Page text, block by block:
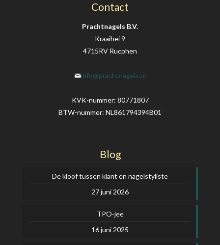
Contact
Prachtnagels B.V.
Kraaihei 9
4715RV Rucphen
info@prachtnagels.nl
KVK-nummer: 80771807
BTW-nummer: NL861794394B01
Blog
De kloof tussen klant en nagelstyliste
27 juni 2026
TPO-jee
16 juni 2025